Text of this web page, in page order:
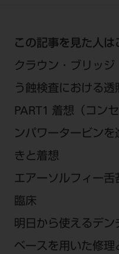
この記事を見た人は
クラウン・ブリッ
う蝕検査における透
PART1 着想（コン
ンパワータービン
きと着想
エアーソルフィー
臨床
明日から使えるデン
ベースを用いた修理